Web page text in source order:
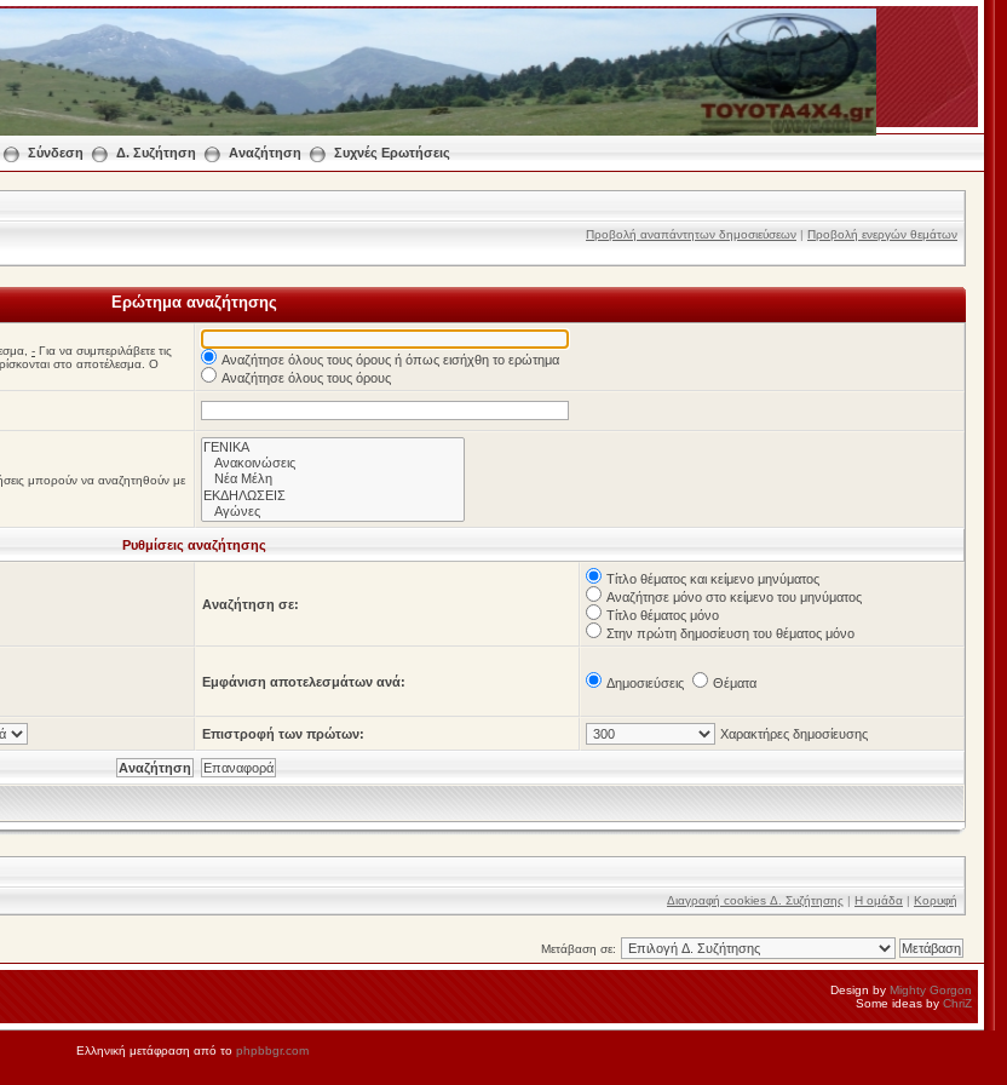
Σύνδεση Δ. Συζήτηση Αναζήτηση Συχνές Ερωτήσεις
Προβολή αναπάντητων δημοσιεύσεων | Προβολή ενεργών θεμάτων
Ερώτημα αναζήτησης
- Για να συμπεριλάβετε τις
στο αποτέλεσμα. Ο
Αναζήτησε όλους τους όρους ή όπως εισήχθη το ερώτημα
Αναζήτησε όλους τους όρους
μπορούν να αναζητηθούν με
Ρυθμίσεις αναζήτησης
Αναζήτηση σε:
Τίτλο θέματος και κείμενο μηνύματος
Αναζήτησε μόνο στο κείμενο του μηνύματος
Τίτλο θέματος μόνο
Στην πρώτη δημοσίευση του θέματος μόνο
Εμφάνιση αποτελεσμάτων ανά: Δημοσιεύσεις Θέματα
Επιστροφή των πρώτων: Χαρακτήρες δημοσίευσης
Διαγραφή cookies Δ. Συζήτησης | Η ομάδα | Κορυφή
Μετάβαση σε:
Design by Mighty Gorgon
Some ideas by ChriZ
Ελληνική μετάφραση από το phpbbgr.com